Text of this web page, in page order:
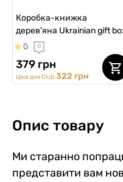
Коробка-книжка
дерев'яна Ukrainian gift
0 0
379 грн
Ціна для Club:322 грн
Опис товару
Ми старанно
представити вам